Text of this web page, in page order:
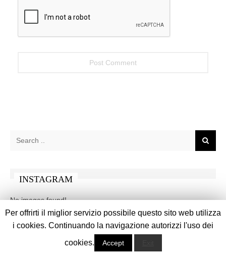
INSTAGRAM
No images found!
Try some other hashtag or username
FACEBOOK
Per offrirti il miglior servizio possibile questo sito web utilizza
i cookies. Continuando la navigazione autorizzi l'uso dei
cookies.
Accept